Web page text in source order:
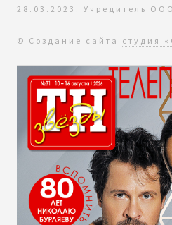
28.03.2023. Учредитель
© Создание сайта студия